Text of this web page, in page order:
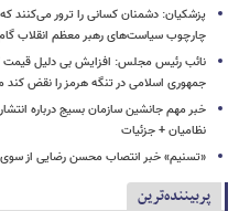
پزشکیان: دشمنان کسانی را ترور می‌کنند
چارچوب سیاست‌های رهبر معظم انقلاب گام
نائب رئیس مجلس: افزایش بی دلیل
جمهوری اسلامی در تنگه هرمز را نقض
خبر مهم جانشین سازمان بسیج درباره
نظامیان + جزئیات
«تسنیم» خبر انتصاب محسن رضایی از سوی
پربیننده‌ترین